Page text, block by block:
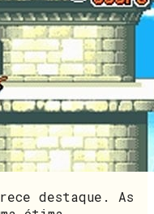
destaque. As